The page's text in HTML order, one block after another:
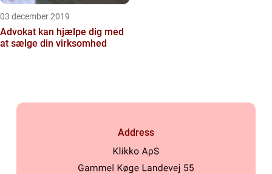
03 december 2019
Advokat kan hjælpe dig med
at sælge din virksomhed
Address